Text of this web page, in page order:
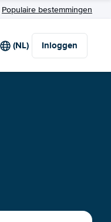
Populaire bestemmingen
(NL) Inloggen